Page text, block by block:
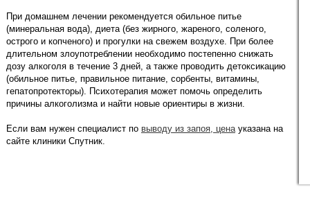
При домашнем лечении рекомендуется обильное питье
(минеральная вода), диета (без жирного, жареного, соленого,
острого и копченого) и прогулки на свежем воздухе. При более
длительном злоупотреблении необходимо постепенно снижать
дозу алкоголя в течение 3 дней, а также проводить детоксикацию
(обильное питье, правильное питание, сорбенты, витамины,
гепатопротекторы). Психотерапия может помочь определить
причины алкоголизма и найти новые ориентиры в жизни.
Если вам нужен специалист по выводу из запоя, цена указана на
сайте клиники Спутник.